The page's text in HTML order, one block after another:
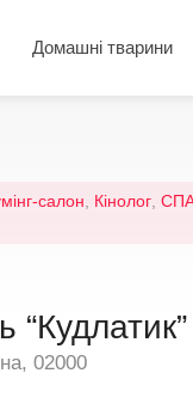
Домашні тварини
салон Кінолог
“Кудлатик”
02000